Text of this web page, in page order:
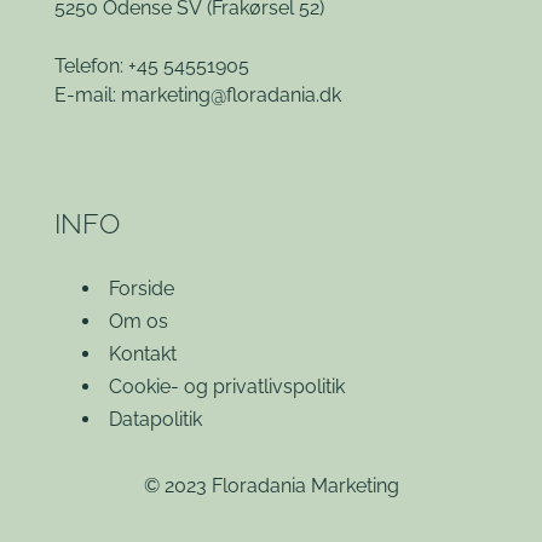
5250 Odense SV (Frakørsel 52)
Telefon: +45 54551905
E-mail: marketing@floradania.dk
INFO
Forside
Om os
Kontakt
Cookie- og privatlivspolitik
Datapolitik
© 2023 Floradania Marketing